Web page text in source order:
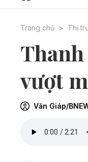
Trang chủ Thị
vượt
Văn Giáp/